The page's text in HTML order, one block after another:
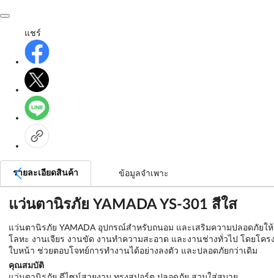
แชร์
รายละเอียดสินค้า ข้อมูลจำเพาะ
แว่นตานิรภัย YAMADA YS-301 สีใส
แว่นตานิรภัย YAMADA อุปกรณ์สำหรับถนอม และเสริมความปลอดภัยใ
โลหะ งานเจียร งานขัด งานทำความสะอาด และงานช่างทั่วไป โดยโ
ใบหน้า ช่วยตอบโจทย์การทำงานได้อย่างลงตัว และปลอดภัยกว่าเดิม
คุณสมบัติ